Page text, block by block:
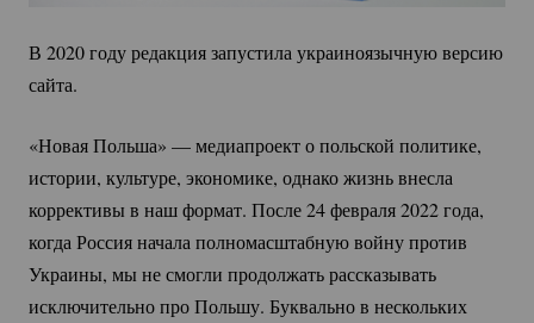
В 2020 году редакция запустила украиноязычную версию
сайта.
«Новая Польша» — медиапроект о польской политике,
истории, культуре, экономике, однако жизнь внесла
коррективы в наш формат. После 24 февраля 2022 года,
когда Россия начала полномасштабную войну против
Украины, мы не смогли продолжать рассказывать
исключительно про Польшу. Буквально в нескольких